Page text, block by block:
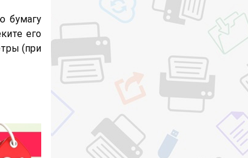
бумагу
его
(при